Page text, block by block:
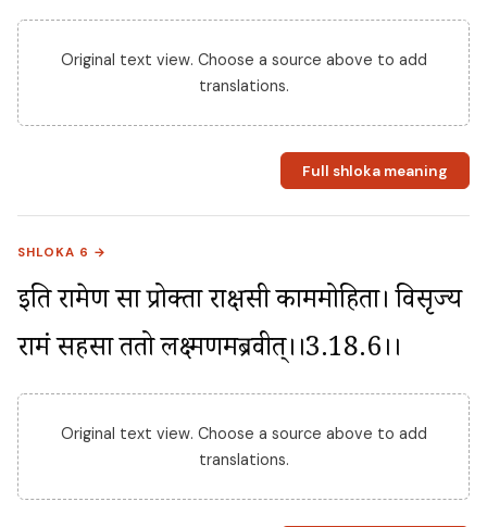
Original text view. Choose a source above to add
translations.
Full shloka meaning
SHLOKA 6 →
इति रामेण सा प्रोक्ता राक्षसी काममोहिता। विसृज्य
रामं सहसा ततो लक्ष्मणमब्रवीत्।।3.18.6।।
Original text view. Choose a source above to add
translations.